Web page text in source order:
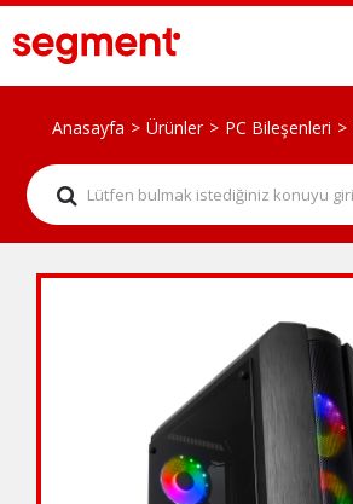
Anasayfa Ürünler PC Bileşenleri